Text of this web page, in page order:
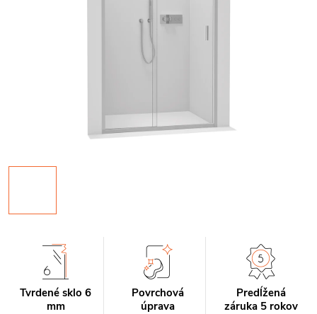
Tvrdené sklo 6
mm
Povrchová
úprava
Predĺžená
záruka 5 rokov